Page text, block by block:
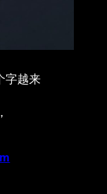
字越来